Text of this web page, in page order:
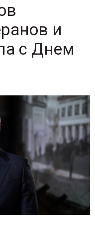
и
с Днем